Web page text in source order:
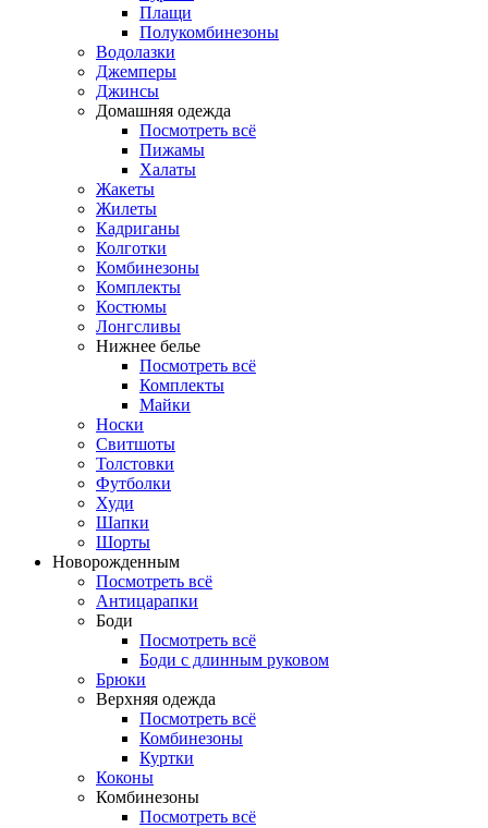
Плащи
Полукомбинезоны
Водолазки
Джемперы
Джинсы
Домашняя одежда
Посмотреть всё
Пижамы
Халаты
Жакеты
Жилеты
Кадриганы
Колготки
Комбинезоны
Комплекты
Костюмы
Лонгсливы
Нижнее белье
Посмотреть всё
Комплекты
Майки
Носки
Свитшоты
Толстовки
Футболки
Худи
Шапки
Шорты
Новорожденным
Посмотреть всё
Антицарапки
Боди
Посмотреть всё
Боди с длинным руковом
Брюки
Верхняя одежда
Посмотреть всё
Комбинезоны
Куртки
Коконы
Комбинезоны
Посмотреть всё